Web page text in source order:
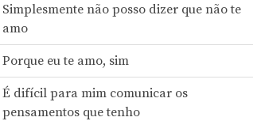
Simplesmente não posso dizer que não te
amo
Porque eu te amo, sim
É difícil para mim comunicar os
pensamentos que tenho